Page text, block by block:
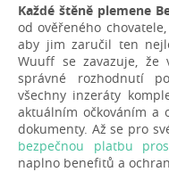
Každé štěně plemene
od ověřeného
aby jim zaručil ten
Wuuff se zavazuje, že
správné rozhodnutí
všechny inzeráty
aktuálním očkováním a
dokumenty. Až se pro
bezpečnou platbu
naplno benefitů a